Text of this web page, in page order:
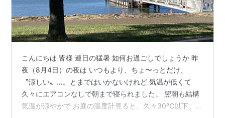
こんにちは 皆様 連日の猛暑 如何お過ごしでしょうか 昨
夜（8月4日）の夜は いつもより、ちょ〜っとだけ、
〝涼しい〟…。とまではいかないけれど 気温が低くて
久々にエアコンなしで朝まで寝られました。 翌朝も結構
気温が涼やかで お庭の温度計見ると、久々30℃以下。